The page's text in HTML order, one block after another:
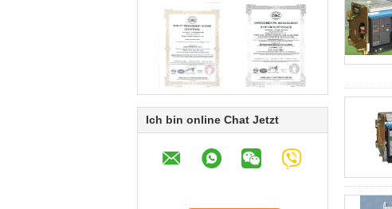
Ich bin online Chat Jetzt